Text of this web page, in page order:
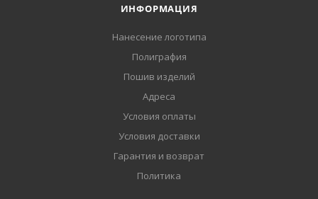
ИНФОРМАЦИЯ
Нанесение логотипа
Полиграфия
Пошив изделий
Адреса
Условия оплаты
Условия доставки
Гарантия и возврат
Политика